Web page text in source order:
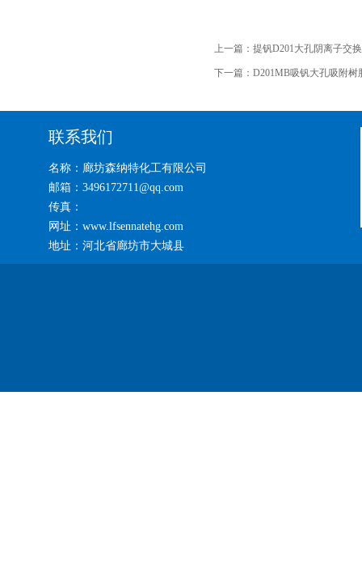
上一篇： 提钒D201大孔阴离子交
下一篇： D201MB吸钒大孔吸附树
联系我们
名称：廊坊森纳特化工有限公司
邮箱：3496172711@qq.com
传真：
网址：www.lfsennatehg.com
地址：河北省廊坊市大城县